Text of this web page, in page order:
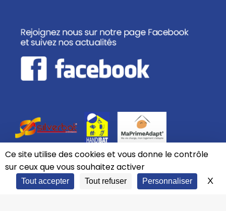
Ce site utilise des cookies et vous donne le contrôle
sur ceux que vous souhaitez activer
Tout accepter Tout refuser Personnaliser X
Rappelez